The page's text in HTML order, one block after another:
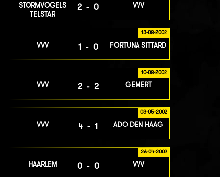
STORMVOGELS
TELSTAR
2-0 VVV
13-08-2002
VVV 1-0 FORTUNA SITTARD
10-08-2002
VVV 2-2 GEMERT
03-05-2002
VVV 4-1 ADO DEN HAAG
26-04-2002
HAARLEM 0-0 VVV